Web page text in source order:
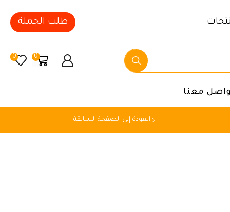
طلب الجملة
0
0
معنا
العودة إلى الصفحة السابقة